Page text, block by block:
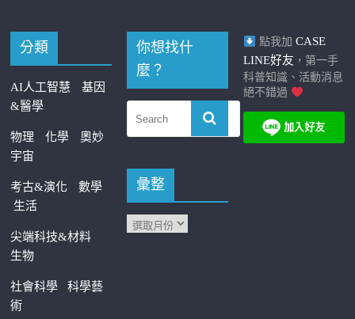
分類
AI人工智慧
基因
&醫學
物理 化學
奧妙
宇宙
考古&演化
數學
生活
尖端科技&材料
生物
社會科學科學藝
術
你想找什
麼？
彙整
點我加 CASE
LINE好友 ，第一手
科普知識、活動消息
絕不錯過